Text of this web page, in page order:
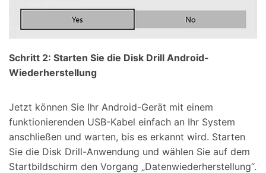
Schritt 2: Starten Sie die Disk Drill Android-
Wiederherstellung
Jetzt können Sie Ihr Android-Gerät mit einem
funktionierenden USB-Kabel einfach an Ihr System
anschließen und warten, bis es erkannt wird. Starten
Sie die Disk Drill-Anwendung und wählen Sie auf dem
Startbildschirm den Vorgang „Datenwiederherstellung“.